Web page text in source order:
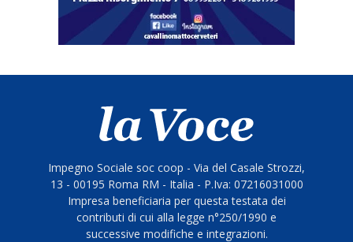
Impegno Sociale soc coop - Via del Casale Strozzi,
13 - 00195 Roma RM - Italia - P.Iva: 07216031000
Impresa beneficiaria per questa testata dei
contributi di cui alla legge n°250/1990 e
successive modifiche e integrazioni.